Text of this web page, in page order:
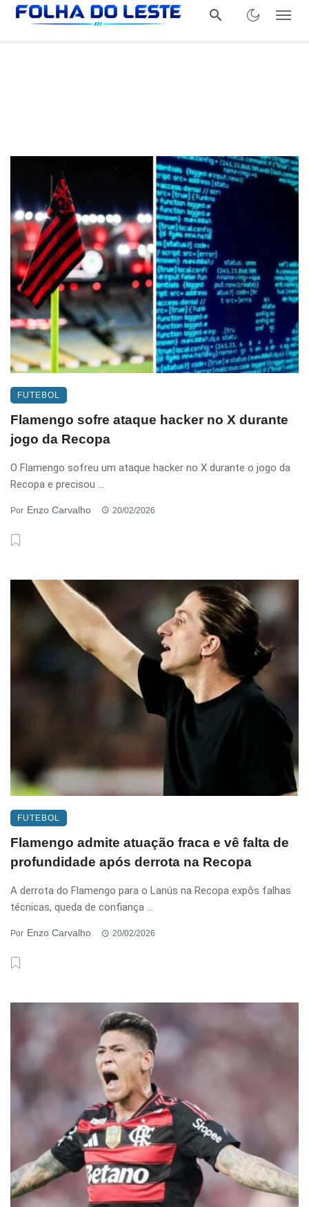
FUTEBOL
Flamengo sofre ataque hacker no X durante
jogo da Recopa
O Flamengo sofreu um ataque hacker no X durante o jogo da
Recopa e precisou ...
Por Enzo Carvalho 20/02/2026
FUTEBOL
Flamengo admite atuação fraca e vê falta de
profundidade após derrota na Recopa
A derrota do Flamengo para o Lanús na Recopa expôs falhas
técnicas, queda de confiança ...
Por Enzo Carvalho 20/02/2026